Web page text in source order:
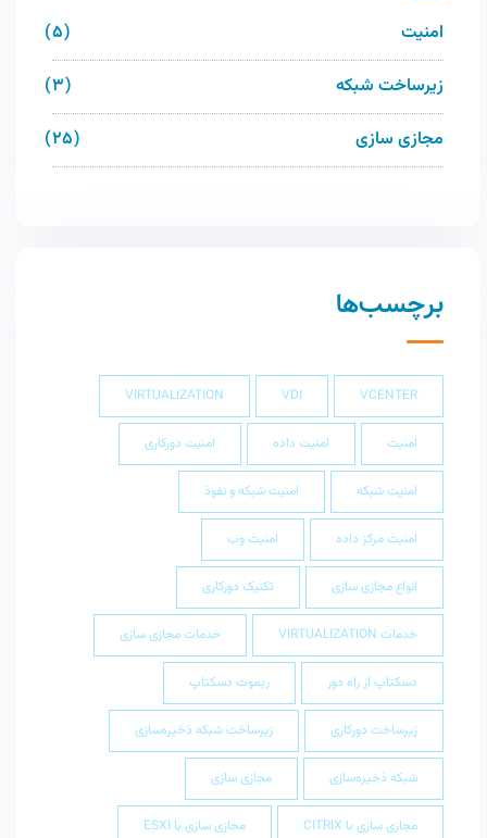
امنیت
5
زیرساخت شبکه
3
مجازی سازی
25
برچسب‌ها
VCENTER
VDI
VIRTUALIZATION
امنیت امنیت داده امنیت دورکاری
امنیت شبکه امنیت شبکه و نفوذ
امنیت مرکز داده امنیت وب
انواع مجازی سازی تکنیک دورکاری
خدمات VIRTUALIZATION خدمات مجازی سازی
دسکتاپ از راه دور ریموت دسکتاپ
زیرساخت دورکاری زیرساخت شبکه ذخیره‌سازی
شبکه ذخیره‌سازی مجازی سازی
مجازی سازی با CITRIX مجازی سازی با ESXI